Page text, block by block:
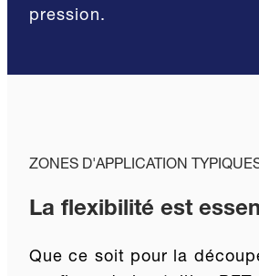
pression.
ZONES D'APPLICATION
La flexibilité est
Que ce soit pour la